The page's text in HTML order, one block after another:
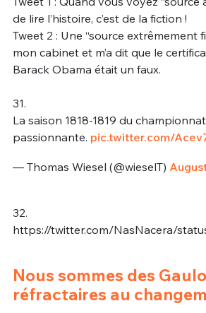
de lire l’histoire, c’est de la fiction !
Tweet 2 : Une “source extrêmement
mon cabinet et m’a dit que le
Barack Obama était un faux.
31.
La saison 1818-1819 du
passionnante. pic.twitter.com/
— Thomas Wiesel (@wieselT)
32.
https://twitter.com/NasNacera/
Nous sommes des
réfractaires au